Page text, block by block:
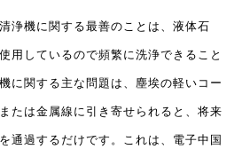
浄機に関する最善のことは、液体石
用しているので頻繁に洗浄できること
に関する主な問題は、塵埃の軽いコー
たは金属線に引き寄せられると、将来
通過するだけです。これは、電子中国